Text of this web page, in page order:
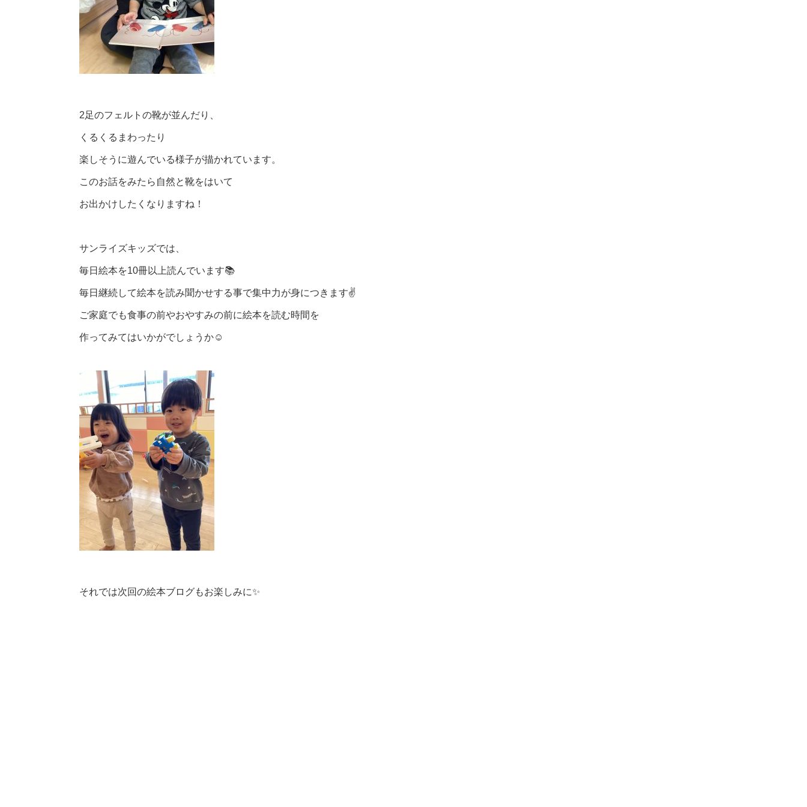
2足のフェルトの靴が並んだり、
くるくるまわったり
楽しそうに遊んでいる様子が描かれています。
このお話をみたら自然と靴をはいて
お出かけしたくなりますね！
サンライズキッズでは、
毎日絵本を10冊以上読んでいます📚
毎日継続して絵本を読み聞かせする事で集中力が身につきます✌️
ご家庭でも食事の前やおやすみの前に絵本を読む時間を
作ってみてはいかがでしょうか☺️
それでは次回の絵本ブログもお楽しみに✨